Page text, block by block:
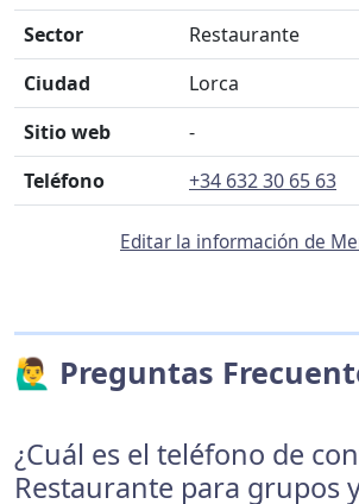
Sector
Restaurante
Ciudad
Lorca
Sitio web
-
Teléfono
+34 632 30 65 63
Editar la información de
🙋‍♂️ Preguntas
¿Cuál es el teléfono de
Restaurante para grupos